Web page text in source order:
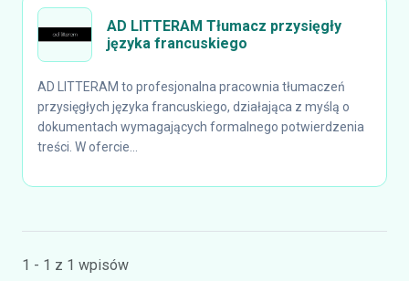
AD LITTERAM Tłumacz przysięgły
języka francuskiego
AD LITTERAM to profesjonalna pracownia tłumaczeń
przysięgłych języka francuskiego, działająca z myślą o
dokumentach wymagających formalnego potwierdzenia
treści. W ofercie...
1 - 1 z 1 wpisów